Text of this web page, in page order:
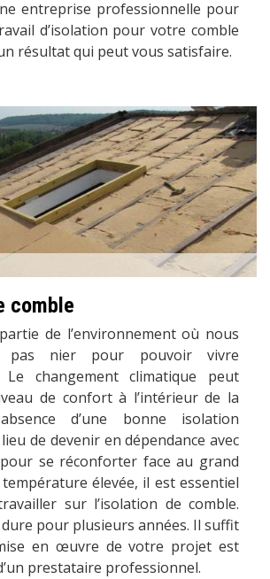
entreprise professionnelle pour
d’isolation pour votre comble
résultat qui peut vous satisfaire.
comble
de l’environnement où nous
pas nier pour pouvoir vivre
Le changement climatique peut
de confort à l’intérieur de la
d’une bonne isolation
de devenir en dépendance avec
se réconforter face au grand
élevée, il est essentiel
sur l’isolation de comble.
pour plusieurs années. Il suffit
en œuvre de votre projet est
prestataire professionnel.